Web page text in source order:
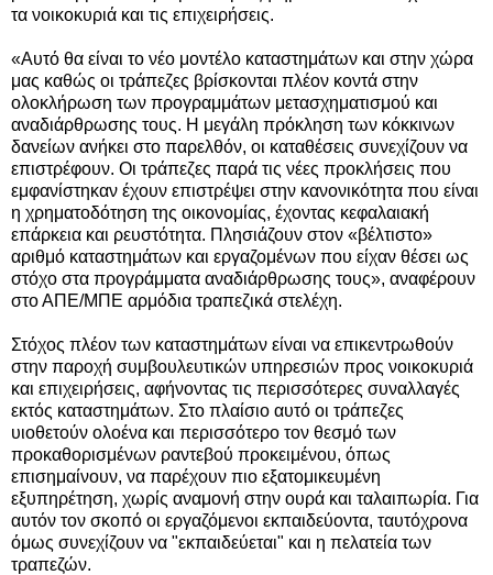
τα νοικοκυριά και τις επιχειρήσεις.
«Αυτό θα είναι το νέο μοντέλο καταστημάτων και στην χώρα
μας καθώς οι τράπεζες βρίσκονται πλέον κοντά στην
ολοκλήρωση των προγραμμάτων μετασχηματισμού και
αναδιάρθρωσης τους. Η μεγάλη πρόκληση των κόκκινων
δανείων ανήκει στο παρελθόν, οι καταθέσεις συνεχίζουν να
επιστρέφουν. Οι τράπεζες παρά τις νέες προκλήσεις που
εμφανίστηκαν έχουν επιστρέψει στην κανονικότητα που είναι
η χρηματοδότηση της οικονομίας, έχοντας κεφαλαιακή
επάρκεια και ρευστότητα. Πλησιάζουν στον «βέλτιστο»
αριθμό καταστημάτων και εργαζομένων που είχαν θέσει ως
στόχο στα προγράμματα αναδιάρθρωσης τους», αναφέρουν
στο ΑΠΕ/ΜΠΕ αρμόδια τραπεζικά στελέχη.
Στόχος πλέον των καταστημάτων είναι να επικεντρωθούν
στην παροχή συμβουλευτικών υπηρεσιών προς νοικοκυριά
και επιχειρήσεις, αφήνοντας τις περισσότερες συναλλαγές
εκτός καταστημάτων. Στο πλαίσιο αυτό οι τράπεζες
υιοθετούν ολοένα και περισσότερο τον θεσμό των
προκαθορισμένων ραντεβού προκειμένου, όπως
επισημαίνουν, να παρέχουν πιο εξατομικευμένη
εξυπηρέτηση, χωρίς αναμονή στην ουρά και ταλαιπωρία. Για
αυτόν τον σκοπό οι εργαζόμενοι εκπαιδεύοντα, ταυτόχρονα
όμως συνεχίζουν να "εκπαιδεύεται" και η πελατεία των
τραπεζών.